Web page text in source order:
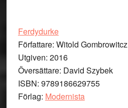
Ferdydurke
Författare: Witold Gombrowitcz
Utgiven: 2016
Översättare: David Szybek
ISBN: 9789186629755
Förlag: Modernista